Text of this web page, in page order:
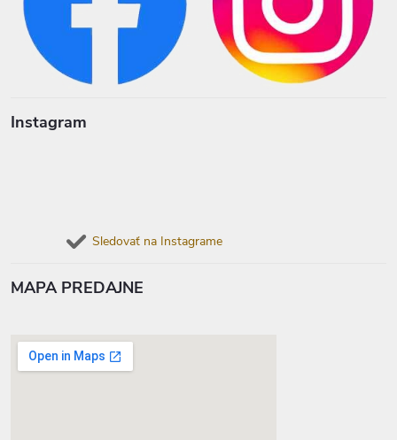
Instagram
Sledovať na Instagrame
MAPA PREDAJNE